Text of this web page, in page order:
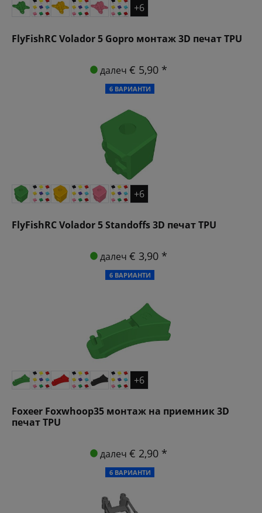
+6
FlyFishRC Volador 5 Gopro монтаж 3D печат TPU
далеч€ 5,90 *
6 ВАРИАНТИ
+6
FlyFishRC Volador 5 Standoffs 3D печат TPU
далеч€ 3,90 *
6 ВАРИАНТИ
+6
Foxeer Foxwhoop35 монтаж на приемник 3D
печат TPU
далеч€ 2,90 *
6 ВАРИАНТИ